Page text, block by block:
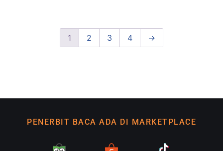
1 2 3 4 →
PENERBIT BACA ADA DI MARKETPLACE